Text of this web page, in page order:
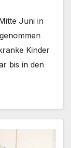
Juni in
Kinder
bis in den